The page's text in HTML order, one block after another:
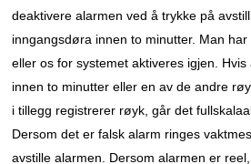
deaktivere alarmen ved å trykke på
inngangsdøra innen to minutter. Man
eller os for systemet aktiveres igjen.
innen to minutter eller en av de andre
i tillegg registrerer røyk, går det
Dersom det er falsk alarm ringes
avstille alarmen. Dersom alarmen er